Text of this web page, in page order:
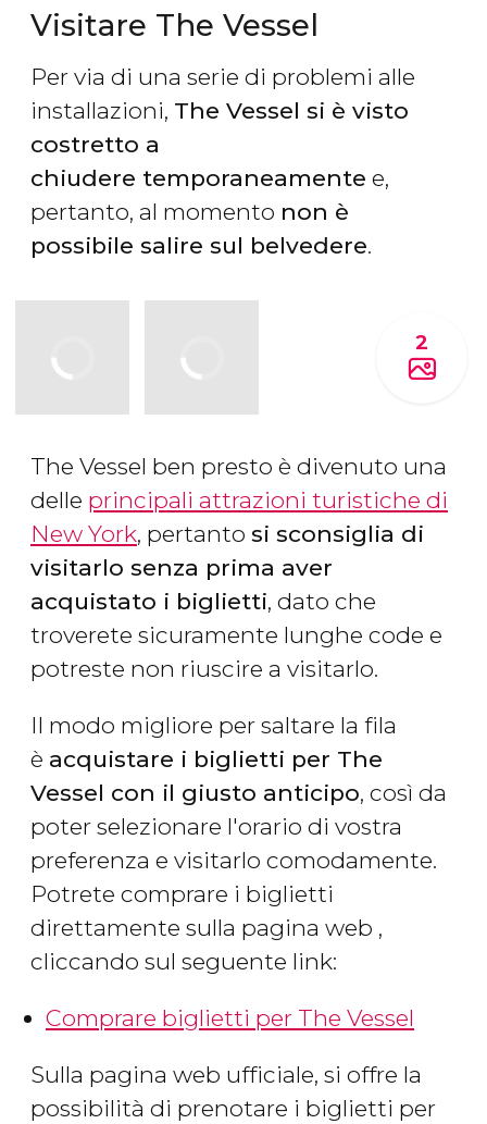
Visitare The Vessel
Per via di una serie di problemi alle
installazioni, The Vessel si è visto
costretto a
chiudere temporaneamente e,
pertanto, al momento non è
possibile salire sul belvedere.
2
The Vessel ben presto è divenuto una
delle principali attrazioni turistiche di
New York, pertanto si sconsiglia di
visitarlo senza prima aver
acquistato i biglietti, dato che
troverete sicuramente lunghe code e
potreste non riuscire a visitarlo.
Il modo migliore per saltare la fila
è acquistare i biglietti per The
Vessel con il giusto anticipo, così da
poter selezionare l'orario di vostra
preferenza e visitarlo comodamente.
Potrete comprare i biglietti
direttamente sulla pagina web ,
cliccando sul seguente link:
Comprare biglietti per The Vessel
Sulla pagina web ufficiale, si offre la
possibilità di prenotare i biglietti per